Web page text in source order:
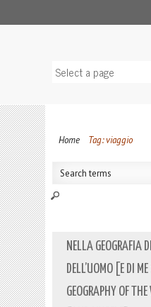
Home Tag: viaggio
NELLA GEOGRAFIA
DELL’UOMO [E DI
GEOGRAPHY OF